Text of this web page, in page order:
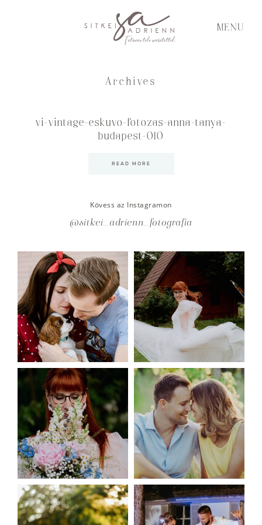
MENU
Archives
vi-vintage-eskuvo-fotozas-anna-tanya-
budapest-010
READ MORE
Kövess az Instagramon
@sitkei_adrienn_fotografia